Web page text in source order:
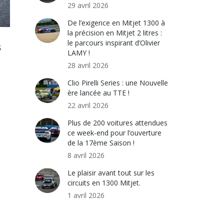
29 avril 2026
De l’exigence en Mitjet 1300 à
la précision en Mitjet 2 litres :
le parcours inspirant d’Olivier
LAMY !
28 avril 2026
Clio Pirelli Series : une Nouvelle
ère lancée au TTE !
22 avril 2026
Plus de 200 voitures attendues
ce week-end pour l’ouverture
de la 17ème Saison !
8 avril 2026
Le plaisir avant tout sur les
circuits en 1300 Mitjet.
1 avril 2026